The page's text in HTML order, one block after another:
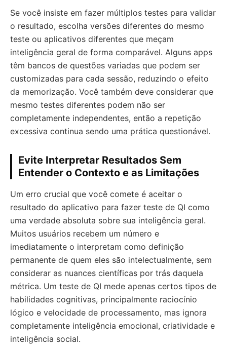
Se você insiste em fazer múltiplos testes para validar
o resultado, escolha versões diferentes do mesmo
teste ou aplicativos diferentes que meçam
inteligência geral de forma comparável. Alguns apps
têm bancos de questões variadas que podem ser
customizadas para cada sessão, reduzindo o efeito
da memorização. Você também deve considerar que
mesmo testes diferentes podem não ser
completamente independentes, então a repetição
excessiva continua sendo uma prática questionável.
Evite Interpretar Resultados Sem
Entender o Contexto e as Limitações
Um erro crucial que você comete é aceitar o
resultado do aplicativo para fazer teste de QI como
uma verdade absoluta sobre sua inteligência geral.
Muitos usuários recebem um número e
imediatamente o interpretam como definição
permanente de quem eles são intelectualmente, sem
considerar as nuances científicas por trás daquela
métrica. Um teste de QI mede apenas certos tipos de
habilidades cognitivas, principalmente raciocínio
lógico e velocidade de processamento, mas ignora
completamente inteligência emocional, criatividade e
inteligência social.